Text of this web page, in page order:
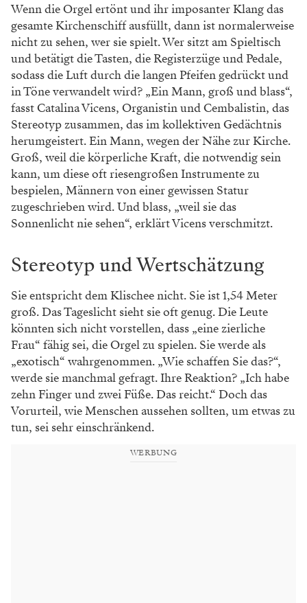
Wenn die Orgel ertönt und ihr imposanter Klang das
gesamte Kirchenschiff ausfüllt, dann ist normalerweise
nicht zu sehen, wer sie spielt. Wer sitzt am Spieltisch
und betätigt die Tasten, die Registerzüge und Pedale,
sodass die Luft durch die langen Pfeifen gedrückt und
in Töne verwandelt wird? „Ein Mann, groß und blass“,
fasst Catalina Vicens, Organistin und Cembalistin, das
Stereotyp zusammen, das im kollektiven Gedächtnis
herumgeistert. Ein Mann, wegen der Nähe zur Kirche.
Groß, weil die körperliche Kraft, die notwendig sein
kann, um diese oft riesengroßen Instrumente zu
bespielen, Männern von einer gewissen Statur
zugeschrieben wird. Und blass, „weil sie das
Sonnenlicht nie sehen“, erklärt Vicens verschmitzt.
Stereotyp und Wertschätzung
Sie entspricht dem Klischee nicht. Sie ist 1,54 Meter
groß. Das Tageslicht sieht sie oft genug. Die Leute
könnten sich nicht vorstellen, dass „eine zierliche
Frau“ fähig sei, die Orgel zu spielen. Sie werde als
„exotisch“ wahrgenommen. „Wie schaffen Sie das?“,
werde sie manchmal gefragt. Ihre Reaktion? „Ich habe
zehn Finger und zwei Füße. Das reicht.“ Doch das
Vorurteil, wie Menschen aussehen sollten, um etwas zu
tun, sei sehr einschränkend.
WERBUNG